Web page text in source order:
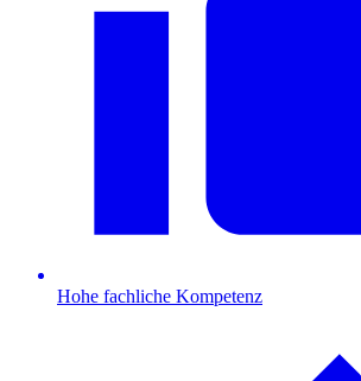
Hohe fachliche Kompetenz